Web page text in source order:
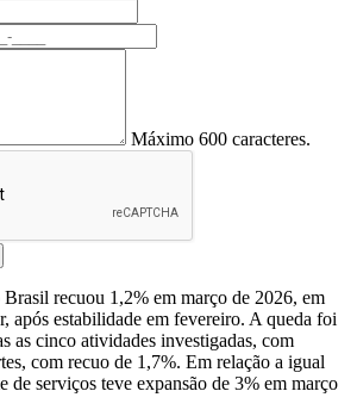
Máximo 600 caracteres.
recuou 1,2% em março de 2026, em
após estabilidade em fevereiro. A queda foi
as cinco atividades investigadas, com
com recuo de 1,7%. Em relação a igual
de serviços teve expansão de 3% em março